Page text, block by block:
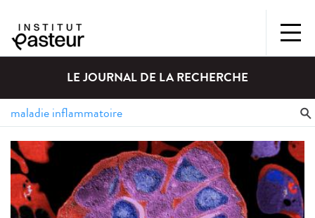
LE JOURNAL DE LA RECHERCHE